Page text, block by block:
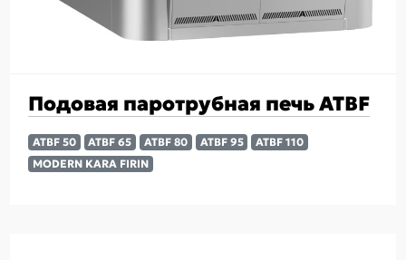
Подовая паротрубная печь ATBF
ATBF 50 ATBF 65 ATBF 80 ATBF 95
ATBF 110
MODERN KARA FIRIN